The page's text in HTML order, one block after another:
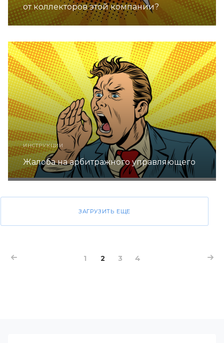
от коллекторов этой компании?
ИНСТРУКЦИИ
Жалоба на арбитражного управляющего
ЗАГРУЗИТЬ ЕЩЕ
1 2 3 4